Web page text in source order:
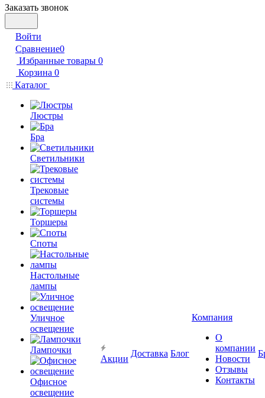
Заказать звонок
Войти
Сравнение0
Избранные товары 0
Корзина 0
Каталог
Люстры
Бра
Светильники
Трековые
системы
Торшеры
Споты
Настольные
лампы
Уличное
освещение
Лампочки
Офисное
освещение
Акции
Доставка Блог
Компания
О
компании
Новости
Отзывы
Контакты